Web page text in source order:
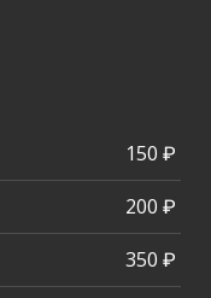
150 ₽
200 ₽
350 ₽